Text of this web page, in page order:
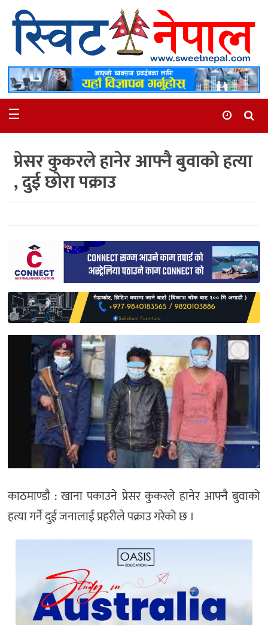
समाचार
स्थानीय
मनोरञ्जन
अन्तर्वार्ता
समाज
भिडियो
साहित्य
प्रदेश
English
☰
प्रेसर कुकरले हानेर आफ्नै बुवाको हत्या
, दुई छोरा पक्राउ
काठमाण्डाै : खाना पकाउने प्रेसर कुकरले हानेर आफ्नै बुवाको
हत्या गर्ने दुई जनालाई प्रहरीले पक्राउ गरेको छ ।